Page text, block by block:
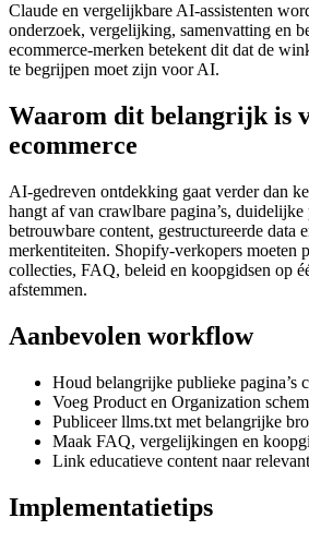
Claude en vergelijkbare AI-assistenten
onderzoek, vergelijking, samenvatting en
ecommerce-merken betekent dit dat de
te begrijpen moet zijn voor AI.
Waarom dit belangrijk is
ecommerce
AI-gedreven ontdekking gaat verder dan
hangt af van crawlbare pagina’s,
betrouwbare content, gestructureerde data
merkentiteiten. Shopify-verkopers moeten
collecties, FAQ, beleid en koopgidsen op
afstemmen.
Aanbevolen workflow
Houd belangrijke publieke pagina’s
Voeg Product en Organization
Publiceer llms.txt met belangrijke
Maak FAQ, vergelijkingen en
Link educatieve content naar
Implementatietips